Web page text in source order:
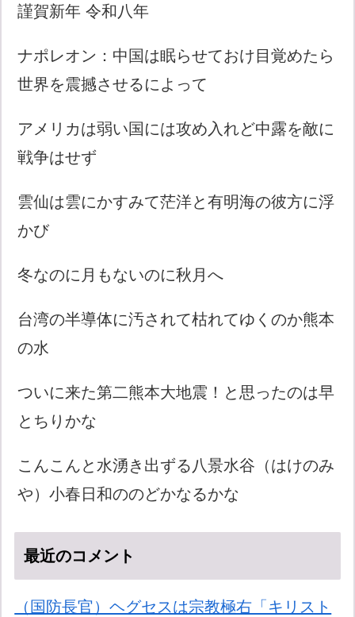
謹賀新年 令和八年
ナポレオン：中国は眠らせておけ目覚めたら
世界を震撼させるによって
アメリカは弱い国には攻め入れど中露を敵に
戦争はせず
雲仙は雲にかすみて茫洋と有明海の彼方に浮
かび
冬なのに月もないのに秋月へ
台湾の半導体に汚されて枯れてゆくのか熊本
の水
ついに来た第二熊本大地震！と思ったのは早
とちりかな
こんこんと水湧き出ずる八景水谷（はけのみ
や）小春日和ののどかなるかな
最近のコメント
（国防長官）ヘグセスは宗教極右「キリスト